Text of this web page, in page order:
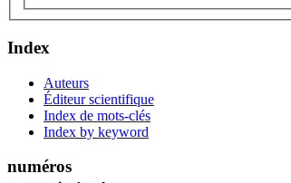
Index
Auteurs
Éditeur scientifique
Index de mots-clés
Index by keyword
numéros